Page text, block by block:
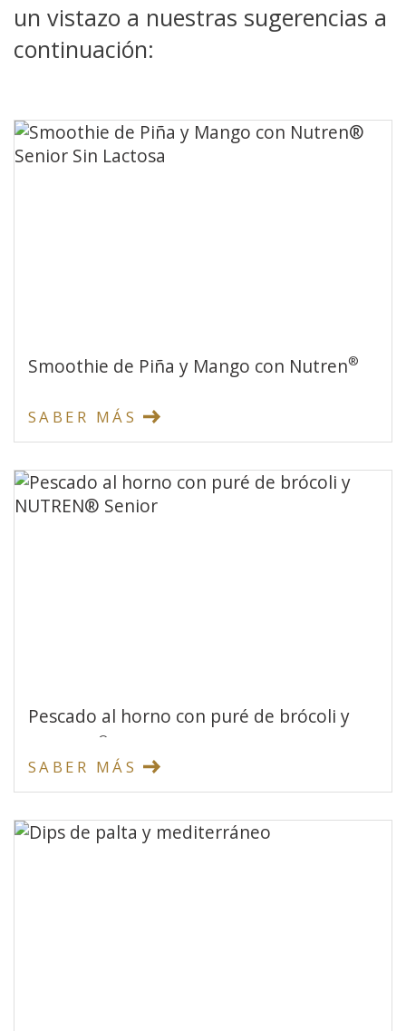
un vistazo a nuestras sugerencias a
continuación:
Smoothie de Piña y Mango con Nutren®
SABER MÁS
Pescado al horno con puré de brócoli y
®
SABER MÁS